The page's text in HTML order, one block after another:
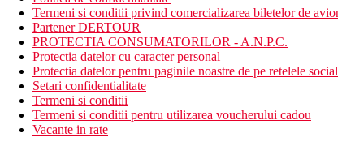
mic dejun (7.30-9.30), pranz (12.30-14.30) si cina tip
gustari in timpul zilei (11.00 - 18.00 la barul de la
consum nelimitat de bauturi alcoolice si nealcoolice
Va rugam sa retineti: orele si locurile de servire de mai sus
Categoria oficiala
4 stele
Distanţe
Termeni si conditii privind comercializarea biletelor de
Partener DERTOUR
PROTECTIA CONSUMATORILOR - A.N.P.C.
Protectia datelor cu caracter personal
Protectia datelor pentru paginile noastre de pe retelele
Setari confidentialitate
Termeni si conditii
Termeni si conditii pentru utilizarea voucherului cadou
Vacante in rate